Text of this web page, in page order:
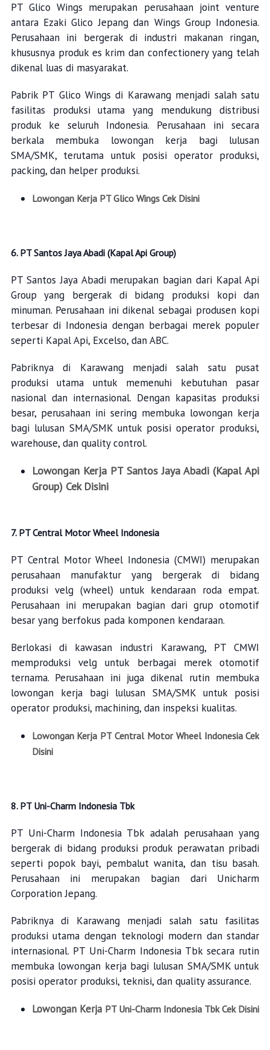
PT Glico Wings merupakan perusahaan joint venture
antara Ezaki Glico Jepang dan Wings Group Indonesia.
Perusahaan ini bergerak di industri makanan ringan,
khususnya produk es krim dan confectionery yang telah
dikenal luas di masyarakat.
Pabrik PT Glico Wings di Karawang menjadi salah satu
fasilitas produksi utama yang mendukung distribusi
produk ke seluruh Indonesia. Perusahaan ini secara
berkala membuka lowongan kerja bagi lulusan
SMA/SMK, terutama untuk posisi operator produksi,
packing, dan helper produksi.
Lowongan Kerja PT Glico Wings Cek Disini
6. PT Santos Jaya Abadi (Kapal Api Group)
PT Santos Jaya Abadi merupakan bagian dari Kapal Api
Group yang bergerak di bidang produksi kopi dan
minuman. Perusahaan ini dikenal sebagai produsen kopi
terbesar di Indonesia dengan berbagai merek populer
seperti Kapal Api, Excelso, dan ABC.
Pabriknya di Karawang menjadi salah satu pusat
produksi utama untuk memenuhi kebutuhan pasar
nasional dan internasional. Dengan kapasitas produksi
besar, perusahaan ini sering membuka lowongan kerja
bagi lulusan SMA/SMK untuk posisi operator produksi,
warehouse, dan quality control.
Lowongan Kerja PT Santos Jaya Abadi (Kapal Api
Group) Cek Disini
7. PT Central Motor Wheel Indonesia
PT Central Motor Wheel Indonesia (CMWI) merupakan
perusahaan manufaktur yang bergerak di bidang
produksi velg (wheel) untuk kendaraan roda empat.
Perusahaan ini merupakan bagian dari grup otomotif
besar yang berfokus pada komponen kendaraan.
Berlokasi di kawasan industri Karawang, PT CMWI
memproduksi velg untuk berbagai merek otomotif
ternama. Perusahaan ini juga dikenal rutin membuka
lowongan kerja bagi lulusan SMA/SMK untuk posisi
operator produksi, machining, dan inspeksi kualitas.
Lowongan Kerja PT Central Motor Wheel Indonesia Cek
Disini
8. PT Uni-Charm Indonesia Tbk
PT Uni-Charm Indonesia Tbk adalah perusahaan yang
bergerak di bidang produksi produk perawatan pribadi
seperti popok bayi, pembalut wanita, dan tisu basah.
Perusahaan ini merupakan bagian dari Unicharm
Corporation Jepang.
Pabriknya di Karawang menjadi salah satu fasilitas
produksi utama dengan teknologi modern dan standar
internasional. PT Uni-Charm Indonesia Tbk secara rutin
membuka lowongan kerja bagi lulusan SMA/SMK untuk
posisi operator produksi, teknisi, dan quality assurance.
Lowongan Kerja PT Uni-Charm Indonesia Tbk Cek Disini